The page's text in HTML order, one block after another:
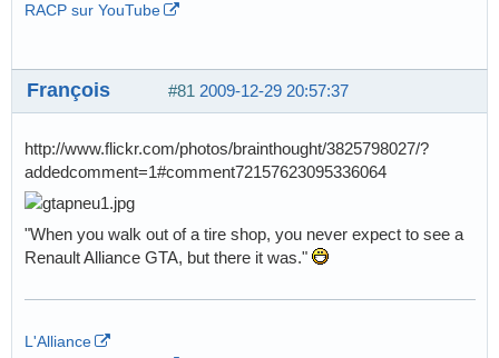
RACP sur YouTube
#81 2009-12-29 20:57:37
François
http://www.flickr.com/photos/brainthought/3825798027/?
addedcomment=1#comment72157623095336064
"When you walk out of a tire shop, you never expect to see a
Renault Alliance GTA, but there it was."
L'Alliance